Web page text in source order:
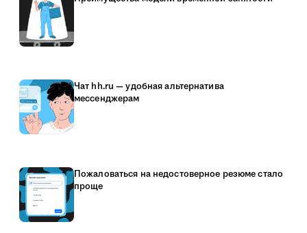
Чат hh.ru — удобная альтернатива
мессенджерам
Пожаловаться на недостоверное резюме стало
проще